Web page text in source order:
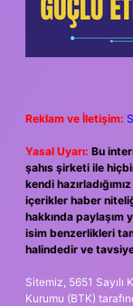
Reklam ve İletişim:
Yasal Uyarı: Bu
şahıs şirketi ile
kendi
içerikler haber
hakkında paylaşım
isim benzerlikleri
halindedir ve
Sitemiz, 5651
Kurumu (BTK)